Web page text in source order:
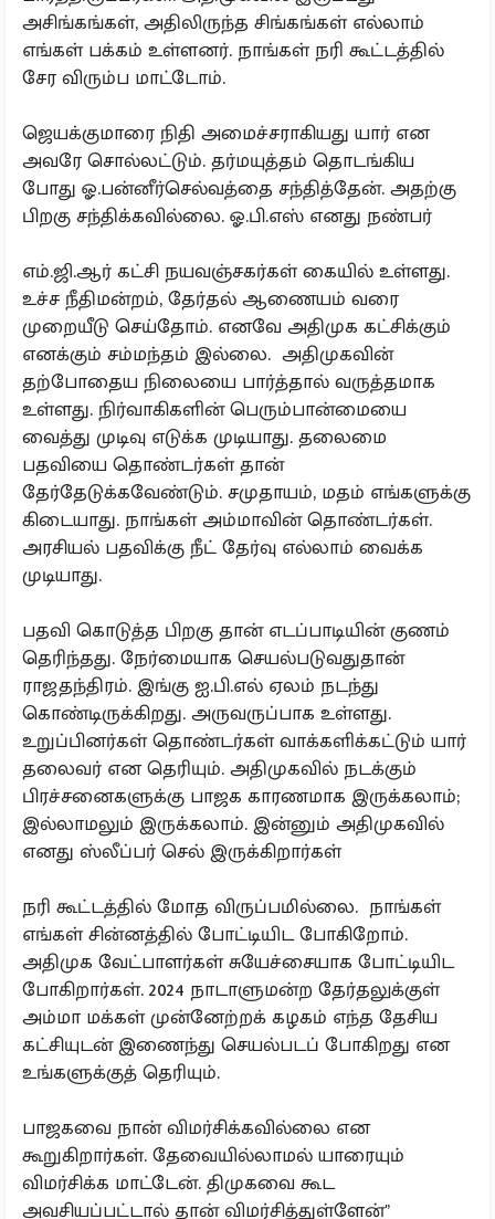
அசிங்கங்கள், அதிலிருந்த சிங்கங்கள் எல்லாம்
எங்கள் பக்கம் உள்ளனர். நாங்கள் நரி கூட்டத்தில்
சேர விரும்ப மாட்டோம்.
ஜெயக்குமாரை நிதி அமைச்சராகியது யார் என
அவரே சொல்லட்டும். தர்மயுத்தம் தொடங்கிய
போது ஓ.பன்னீர்செல்வத்தை சந்தித்தேன். அதற்கு
பிறகு சந்திக்கவில்லை. ஓ.பி.எஸ் எனது நண்பர்
எம்.ஜி.ஆர் கட்சி நயவஞ்சகர்கள் கையில் உள்ளது.
உச்ச நீதிமன்றம், தேர்தல் ஆணையம் வரை
முறையீடு செய்தோம். எனவே அதிமுக கட்சிக்கும்
எனக்கும் சம்மந்தம் இல்லை. அதிமுகவின்
தற்போதைய நிலையை பார்த்தால் வருத்தமாக
உள்ளது. நிர்வாகிகளின் பெரும்பான்மையை
வைத்து முடிவு எடுக்க முடியாது. தலைமை
பதவியை தொண்டர்கள் தான்
தேர்தேடுக்கவேண்டும். சமுதாயம், மதம் எங்களுக்கு
கிடையாது. நாங்கள் அம்மாவின் தொண்டர்கள்.
அரசியல் பதவிக்கு நீட் தேர்வு எல்லாம் வைக்க
முடியாது.
பதவி கொடுத்த பிறகு தான் எடப்பாடியின் குணம்
தெரிந்தது. நேர்மையாக செயல்படுவதுதான்
ராஜதந்திரம். இங்கு ஐ.பி.எல் ஏலம் நடந்து
கொண்டிருக்கிறது. அருவருப்பாக உள்ளது.
உறுப்பினர்கள் தொண்டர்கள் வாக்களிக்கட்டும் யார்
தலைவர் என தெரியும். அதிமுகவில் நடக்கும்
பிரச்சனைகளுக்கு பாஜக காரணமாக இருக்கலாம்;
இல்லாமலும் இருக்கலாம். இன்னும் அதிமுகவில்
எனது ஸ்லீப்பர் செல் இருக்கிறார்கள்
நரி கூட்டத்தில் மோத விருப்பமில்லை. நாங்கள்
எங்கள் சின்னத்தில் போட்டியிட போகிறோம்.
அதிமுக வேட்பாளர்கள் சுயேச்சையாக போட்டியிட
போகிறார்கள். 2024 நாடாளுமன்ற தேர்தலுக்குள்
அம்மா மக்கள் முன்னேற்றக் கழகம் எந்த தேசிய
கட்சியுடன் இணைந்து செயல்படப் போகிறது என
உங்களுக்குத் தெரியும்.
பாஜகவை நான் விமர்சிக்கவில்லை என
கூறுகிறார்கள். தேவையில்லாமல் யாரையும்
விமர்சிக்க மாட்டேன். திமுகவை கூட
அவசியப்பட்டால் தான் விமர்சித்துள்ளேன்'’